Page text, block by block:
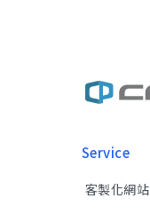
Service
客製化網站